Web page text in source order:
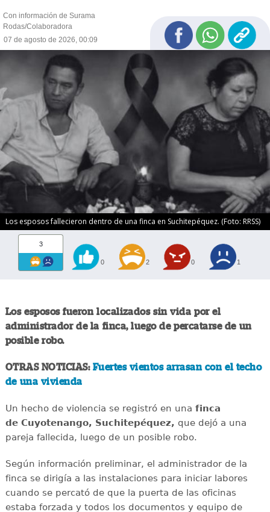
Con información de Surama
Rodas/Colaboradora
07 de agosto de 2026, 00:09
Los esposos fallecieron dentro de una finca en Suchitepéquez. (Foto: RRSS)
3
0 2 0 1
Los esposos fueron localizados sin vida por el
administrador de la finca, luego de percatarse de un
posible robo.
OTRAS NOTICIAS: Fuertes vientos arrasan con el techo
de una vivienda
Un hecho de violencia se registró en una finca
de Cuyotenango, Suchitepéquez, que dejó a una
pareja fallecida, luego de un posible robo.
Según información preliminar, el administrador de la
finca se dirigía a las instalaciones para iniciar labores
cuando se percató de que la puerta de las oficinas
estaba forzada y todos los documentos y equipo de